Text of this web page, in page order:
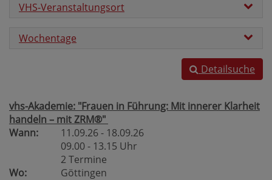
VHS-Veranstaltungsort
Wochentage
Detailsuche
vhs-Akademie: "Frauen in Führung: Mit innerer Klarheit
handeln – mit ZRM®"
Wann:
11.09.26 - 18.09.26
09.00 - 13.15 Uhr
2 Termine
Wo:
Göttingen